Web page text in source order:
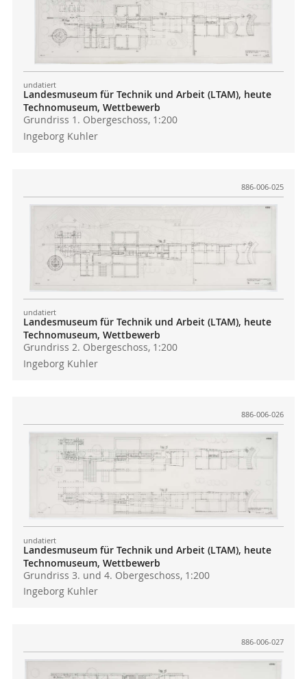
undatiert
Landesmuseum für Technik und Arbeit (LTAM), heute
Technomuseum, Wettbewerb
Grundriss 1. Obergeschoss, 1:200
Ingeborg Kuhler
886-006-025
undatiert
Landesmuseum für Technik und Arbeit (LTAM), heute
Technomuseum, Wettbewerb
Grundriss 2. Obergeschoss, 1:200
Ingeborg Kuhler
886-006-026
undatiert
Landesmuseum für Technik und Arbeit (LTAM), heute
Technomuseum, Wettbewerb
Grundriss 3. und 4. Obergeschoss, 1:200
Ingeborg Kuhler
886-006-027